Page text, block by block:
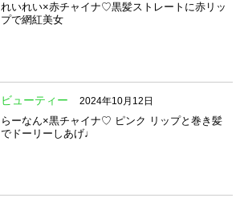
れいれい×赤チャイナ♡黒髪ストレートに赤リッ
プで網紅美女
ビューティー 2024年10月12日
らーなん×黒チャイナ♡ ピンク リップと巻き髪
でドーリーしあげ♩